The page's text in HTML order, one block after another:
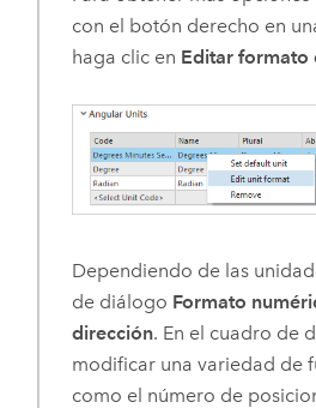
con el botón derecho en
haga clic en Editar formato
Dependiendo de las
de diálogo Formato
dirección. En el cuadro de
modificar una variedad de
como el número de